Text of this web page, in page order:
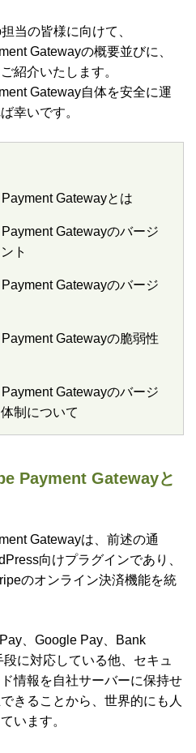
当の皆様に向けて、
Gatewayの概要並びに、
紹介いたします。
Gateway自体を安全に運
幸いです。
Gatewayとは
Gatewayのバージ
ト
Gatewayのバージ
Gatewayの脆弱性
Gatewayのバージ
制について
Payment Gatewayと
Gatewayは、前述の通
向けプラグインであり、
のオンライン決済機能を統
、Google Pay、Bank
に対応している他、セキュ
情報を自社サーバーに保持せ
きることから、世界的にも人
います。